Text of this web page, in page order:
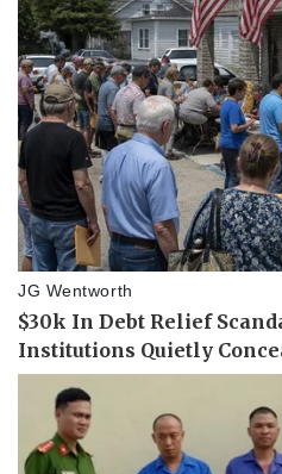
Doanh nghiệp
Thông tin doanh nghiệp
Doanh nghiệp 24h
Doanh nhân
Vì cộng đồng